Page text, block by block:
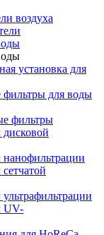
воздуха
установка для
для воды
фильтры
UV-